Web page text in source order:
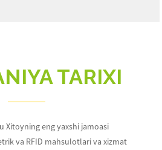
TARIXI
Xitoyning eng yaxshi jamoasi
va RFID mahsulotlari va xizmat